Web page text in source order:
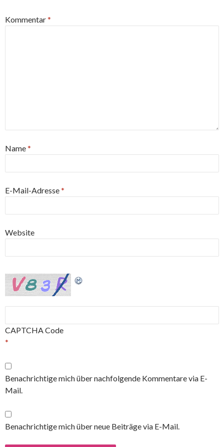
Kommentar*
Name*
E-Mail-Adresse*
Website
CAPTCHA Code
*
Benachrichtige mich über nachfolgende Kommentare via E-
Mail.
Benachrichtige mich über neue Beiträge via E-Mail.